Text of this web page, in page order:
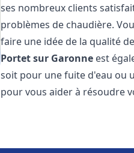
ses nombreux clients
problèmes de chaudière.
faire une idée de la qualité
Portet sur Garonne est
soit pour une fuite d'eau ou
pour vous aider à résoudre